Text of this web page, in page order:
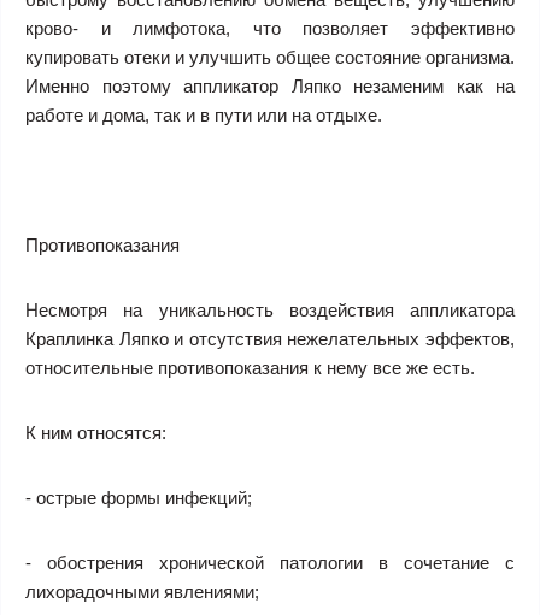
крово- и лимфотока, что позволяет эффективно
купировать отеки и улучшить общее состояние организма.
Именно поэтому аппликатор Ляпко незаменим как на
работе и дома, так и в пути или на отдыхе.
Противопоказания
Несмотря на уникальность воздействия аппликатора
Краплинка Ляпко и отсутствия нежелательных эффектов,
относительные противопоказания к нему все же есть.
К ним относятся:
- острые формы инфекций;
- обострения хронической патологии в сочетание с
лихорадочными явлениями;